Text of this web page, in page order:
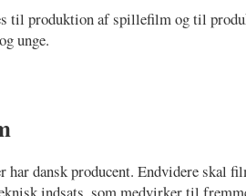
til produktion af spillefilm og til
unge.
har dansk producent. Endvidere skal
indsats, som medvirker til